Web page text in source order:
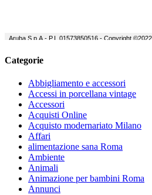
Categorie
Abbigliamento e accessori
Accessi in porcellana vintage
Accessori
Acquisti Online
Acquisto modernariato Milano
Affari
alimentazione sana Roma
Ambiente
Animali
Animazione per bambini Roma
Annunci